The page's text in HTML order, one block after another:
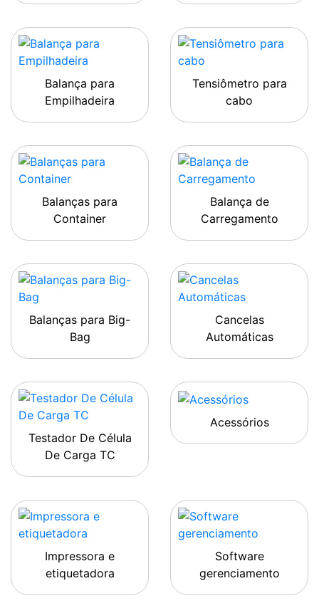
Balança para
Empilhadeira
Tensiômetro para
cabo
Balanças para
Container
Balança de
Carregamento
Balanças para Big-
Bag
Cancelas
Automáticas
Testador De Célula
De Carga TC
Acessórios
Impressora e
etiquetadora
Software
gerenciamento